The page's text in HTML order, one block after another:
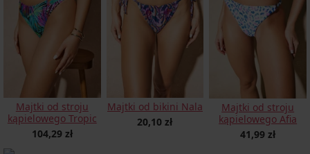
Majtki od stroju
kąpielowego Tropic
104,29 zł
Majtki od bikini Nala
20,10 zł
Majtki od stroju
kąpielowego Afia
41,99 zł